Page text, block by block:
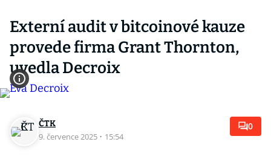
Externí audit v bitcoinové kauze
provede firma Grant Thornton,
uvedla Decroix
ČTK
9. července 2025 · 15:54
0